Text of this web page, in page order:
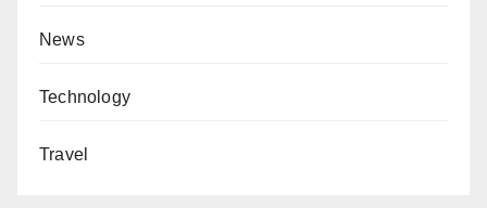
News
Technology
Travel